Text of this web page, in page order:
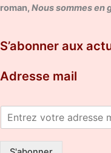
roman, Nous sommes en
S’abonner aux
Adresse mail